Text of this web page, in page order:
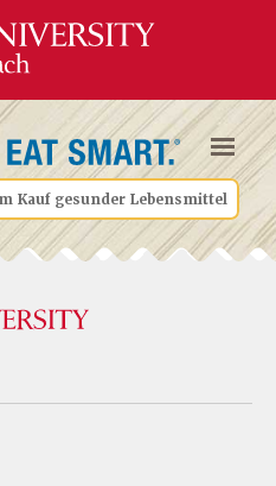
Kauf gesunder Lebensmittel